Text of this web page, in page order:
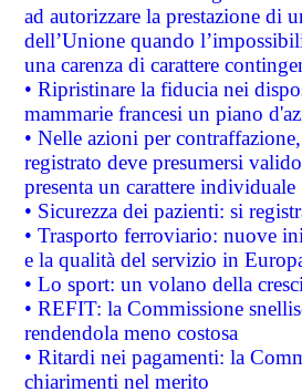
ad autorizzare la prestazione di
dell’Unione quando
una carenza di carattere
• Ripristinare la fiducia nei
mammarie francesi un piano
• Nelle azioni per
registrato deve presumersi
presenta un carattere individuale
• Sicurezza dei pazienti: si
• Trasporto ferroviario: nuove
e la qualità del servizio in
• Lo sport: un volano della
• REFIT: la Commissione
rendendola meno costosa
• Ritardi nei pagamenti: la
chiarimenti nel merito